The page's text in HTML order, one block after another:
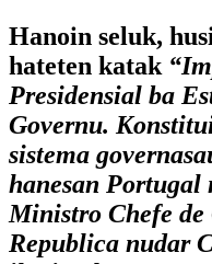
Hanoin seluk,
hateten katak “
Presidensial ba
Governu.
sistema
hanesan Portugal
Ministro Chefe de
Republica nudar